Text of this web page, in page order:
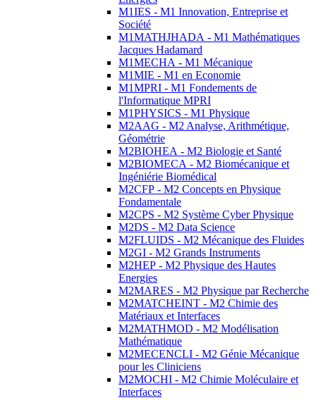
M1IES - M1 Innovation, Entreprise et
Société
M1MATHJHADA - M1 Mathématiques
Jacques Hadamard
M1MECHA - M1 Mécanique
M1MIE - M1 en Economie
M1MPRI - M1 Fondements de
l'Informatique MPRI
M1PHYSICS - M1 Physique
M2AAG - M2 Analyse, Arithmétique,
Géométrie
M2BIOHEA - M2 Biologie et Santé
M2BIOMECA - M2 Biomécanique et
Ingéniérie Biomédical
M2CFP - M2 Concepts en Physique
Fondamentale
M2CPS - M2 Système Cyber Physique
M2DS - M2 Data Science
M2FLUIDS - M2 Mécanique des Fluides
M2GI - M2 Grands Instruments
M2HEP - M2 Physique des Hautes
Energies
M2MARES - M2 Physique par Recherche
M2MATCHEINT - M2 Chimie des
Matériaux et Interfaces
M2MATHMOD - M2 Modélisation
Mathématique
M2MECENCLI - M2 Génie Mécanique
pour les Cliniciens
M2MOCHI - M2 Chimie Moléculaire et
Interfaces